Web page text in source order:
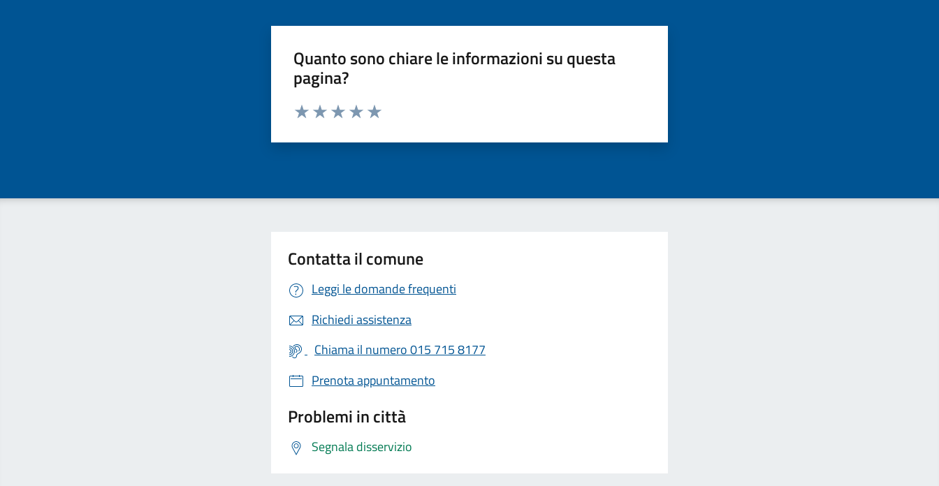
Quanto sono chiare le informazioni su questa
pagina?
Valuta da 1 a 5 stelle la pagina
Contatta il comune
Leggi le domande frequenti
Richiedi assistenza
Chiama il numero 015 715 8177
Prenota appuntamento
Problemi in città
Segnala disservizio